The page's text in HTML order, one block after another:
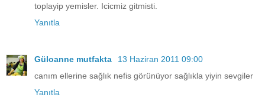
toplayip yemisler. Icicmiz gitmisti.
Yanıtla
Güloanne mutfakta
13 Haziran 2011 09:00
canım ellerine sağlık nefis görünüyor sağlıkla yiyin sevgiler
Yanıtla